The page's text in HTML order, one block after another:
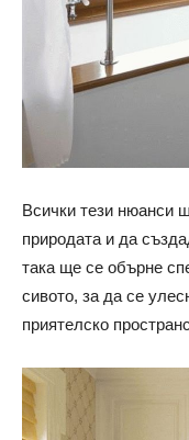
Всички тези нюанси
природата и да
така ще се обърне
сивото, за да се
приятелско